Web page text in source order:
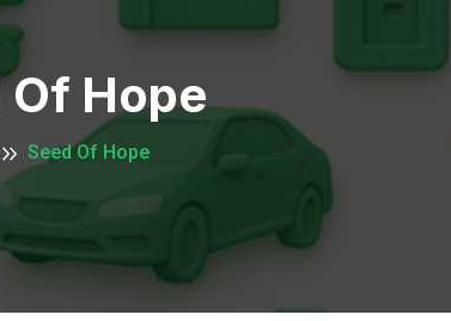
Of Hope
Seed Of Hope